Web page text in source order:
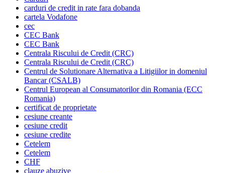
carduri de credit in rate fara dobanda
cartela Vodafone
cec
CEC Bank
CEC Bank
Centrala Riscului de Credit (CRC)
Centrala Riscului de Credit (CRC)
Centrul de Solutionare Alternativa a Litigiilor in domeniul
Bancar (CSALB)
Centrul European al Consumatorilor din Romania (ECC
Romania)
certificat de proprietate
cesiune creante
cesiune credit
cesiune credite
Cetelem
Cetelem
CHF
clauze abuzive